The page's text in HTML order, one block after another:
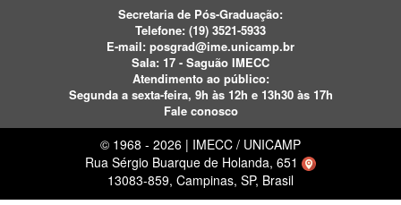
Secretaria de Pós-Graduação:
Telefone: (19) 3521-5933
E-mail: posgrad@ime.unicamp.br
Sala: 17 - Saguão IMECC
Atendimento ao público:
Segunda a sexta-feira, 9h às 12h e 13h30 às 17h
Fale conosco
© 1968 - 2026 | IMECC / UNICAMP
Rua Sérgio Buarque de Holanda, 651
13083-859, Campinas, SP, Brasil